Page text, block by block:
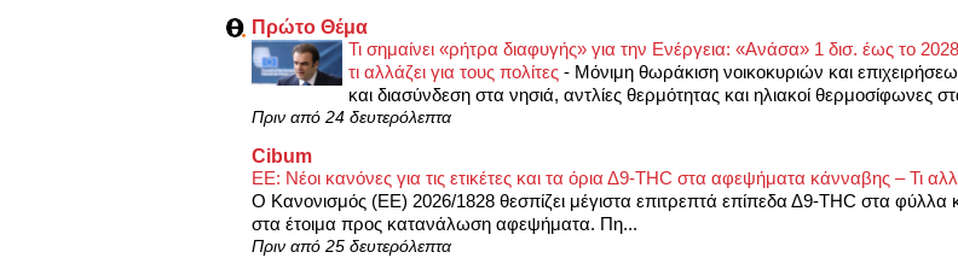
Πρώτο Θέμα
Τι σημαίνει «ρήτρα διαφυγής» για την Ενέργεια: «Ανάσα» 1 δισ. έως το 2028
τι αλλάζει για τους πολίτες - Μόνιμη θωράκιση νοικοκυριών και
και διασύνδεση στα νησιά, αντλίες θερμότητας και ηλιακοί θερμοσίφωνες
Πριν από 24 δευτερόλεπτα
Cibum
ΕΕ: Νέοι κανόνες για τις ετικέτες και τα όρια Δ9-THC στα αφεψήματα κάνναβης – Τι
Ο Κανονισμός (ΕΕ) 2026/1828 θεσπίζει μέγιστα επιτρεπτά επίπεδα Δ9-THC στα φύλλα
στα έτοιμα προς κατανάλωση αφεψήματα. Πη...
Πριν από 25 δευτερόλεπτα